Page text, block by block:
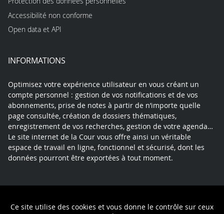
Ce site utilise des cookies et vous donne le contrôle sur ceux
Accessibilité non conforme
Open data et API
INFORMATIONS
Optimisez votre expérience utilisateur en vous créant un
compte personnel : gestion de vos notifications et de vos
abonnements, prise de notes à partir de n’importe quelle
page consultée, création de dossiers thématiques,
enregistrement de vos recherches, gestion de votre agenda…
Le site internet de la Cour vous offre ainsi un véritable
espace de travail en ligne, fonctionnel et sécurisé, dont les
données pourront être exportées à tout moment.
Politique de confidentialité